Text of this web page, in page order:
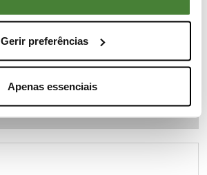
Gerir preferências
Apenas essenciais